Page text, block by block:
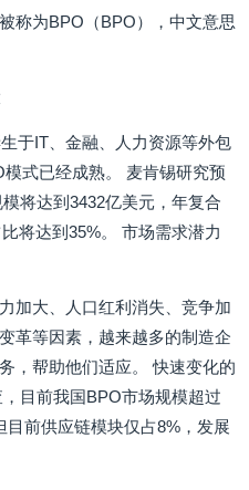
称为BPO（BPO），中文意思
于IT、金融、人力资源等外包
式已经成熟。 麦肯锡研究预
将达到3432亿美元，年复合
将达到35%。 市场需求潜力
加大、人口红利消失、竞争加
革等因素，越来越多的制造企
，帮助他们适应。 快速变化的
目前我国BPO市场规模超过
目前供应链模块仅占8%，发展